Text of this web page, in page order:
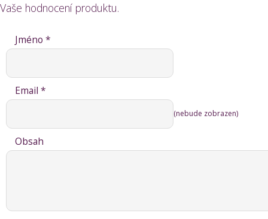
Vaše hodnocení produktu.
Jméno *
Email *
(nebude zobrazen)
Obsah